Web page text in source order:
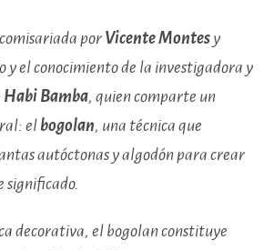
por Vicente Montes y
y el conocimiento de la investigadora y
Habi Bamba, quien comparte un
elbogolan, una técnica que
autóctonas y algodón para crear
significado.
decorativa, el bogolan constituye